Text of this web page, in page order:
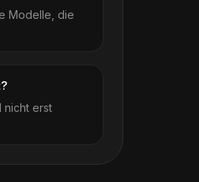
Modelle, die
nicht erst